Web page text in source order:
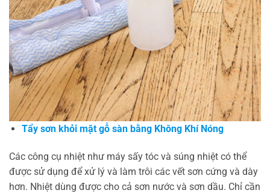
Tẩy sơn khỏi mặt gỗ sàn bằng Không Khí Nóng
Các công cụ nhiệt như máy sấy tóc và súng nhiệt có thể
được sử dụng để xử lý và làm trôi các vết sơn cứng và dày
hơn. Nhiệt dùng được cho cả sơn nước và sơn dầu. Chỉ cần